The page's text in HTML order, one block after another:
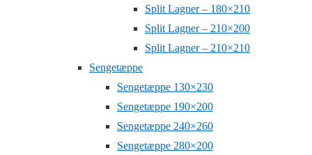
Split Lagner – 180×210
Split Lagner – 210×200
Split Lagner – 210×210
Sengetæppe
Sengetæppe 130×230
Sengetæppe 190×200
Sengetæppe 240×260
Sengetæppe 280×200